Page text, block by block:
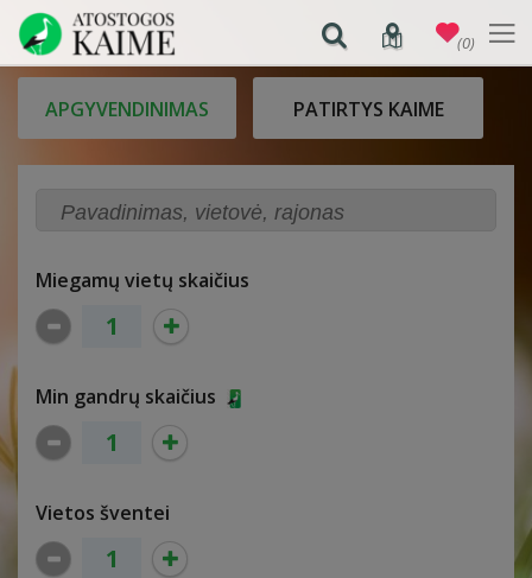
APGYVENDINIMAS PATIRTYS KAIME
Miegamų vietų skaičius
Min gandrų skaičius
Vietos šventei
(0)